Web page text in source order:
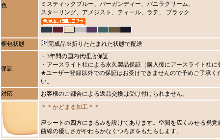
色
ミスティックブルー、バーガンディー、バニラクリーム、
スターリング、アメジスト、ティール、ラテ、 ブラック
梱包状態 完成品※折りたたまれた状態で配送
保証
・3年間の国内代理店保証
・アースライト社による永久製品保証（購入後にアースライト社に
★ユーザー登録以外での保証はお受けできませんので予めご了承く
い。
対応
お客様のご都合による返品交換は受け付けられません。
＊＊かどまる加工＊＊
座シートの四方にまるみを設けてあります。空間を広くみせる視覚
曲線の優しさがやわらかなくつろぎをもたらします。